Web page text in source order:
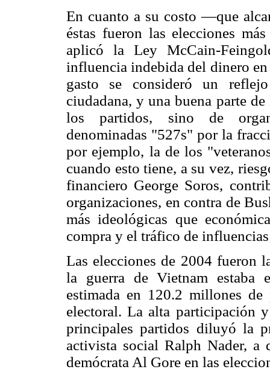
En cuanto a su costo —que
éstas fueron las elecciones
aplicó la Ley McCain-
influencia indebida del dinero
gasto se consideró un
ciudadana, y una buena parte
los partidos, sino de
denominadas "527s" por la
por ejemplo, la de los
cuando esto tiene, a su vez,
financiero George Soros,
organizaciones, en contra de
más ideológicas que
compra y el tráfico de
Las elecciones de 2004 fueron
la guerra de Vietnam estaba
estimada en 120.2 millones
electoral. La alta participación
principales partidos diluyó la
activista social Ralph Nader, a
demócrata Al Gore en las